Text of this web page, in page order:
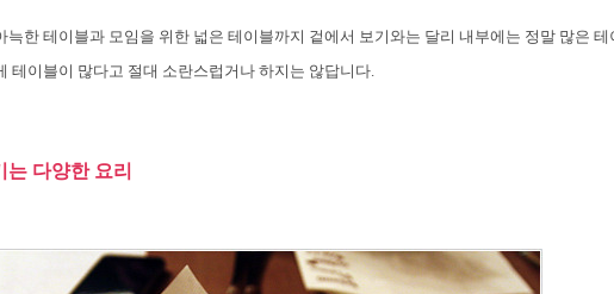
늑한 테이블과 모임을 위한 넓은 테이블까지 겉에서 보기와는 달리 내부에는 정말 많은 테
테이블이 많다고 절대 소란스럽거나 하지는 않답니다.
다양한 요리